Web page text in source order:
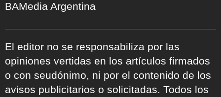
BAMedia Argentina
El editor no se responsabiliza por las
opiniones vertidas en los artículos firmados
o con seudónimo, ni por el contenido de los
avisos publicitarios o solicitadas. Todos los